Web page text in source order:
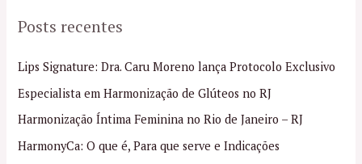
u
s
a
r
p
Posts recentes
Lips Signature: Dra. Caru Moreno lança Protocolo Exclusivo
Especialista em Harmonização de Glúteos no RJ
Harmonização Íntima Feminina no Rio de Janeiro – RJ
HarmonyCa: O que é, Para que serve e Indicações